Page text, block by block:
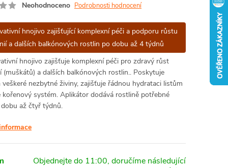
Neohodnoceno Podrobnosti hodnocení
hnojivo zajišťující komplexní péči a podporu růstu
a dalších balkónových rostlin po dobu až 4 týdnů
hnojivo zajišťuje komplexní péči pro zdravý růst
(muškátů) a dalších balkónových rostlin.. Poskytuje
veškeré nezbytné živiny, zajišťuje řádnou hydrataci listům
kořenový systém. Aplikátor dodává rostlině potřebné
až čtyř týdnů.